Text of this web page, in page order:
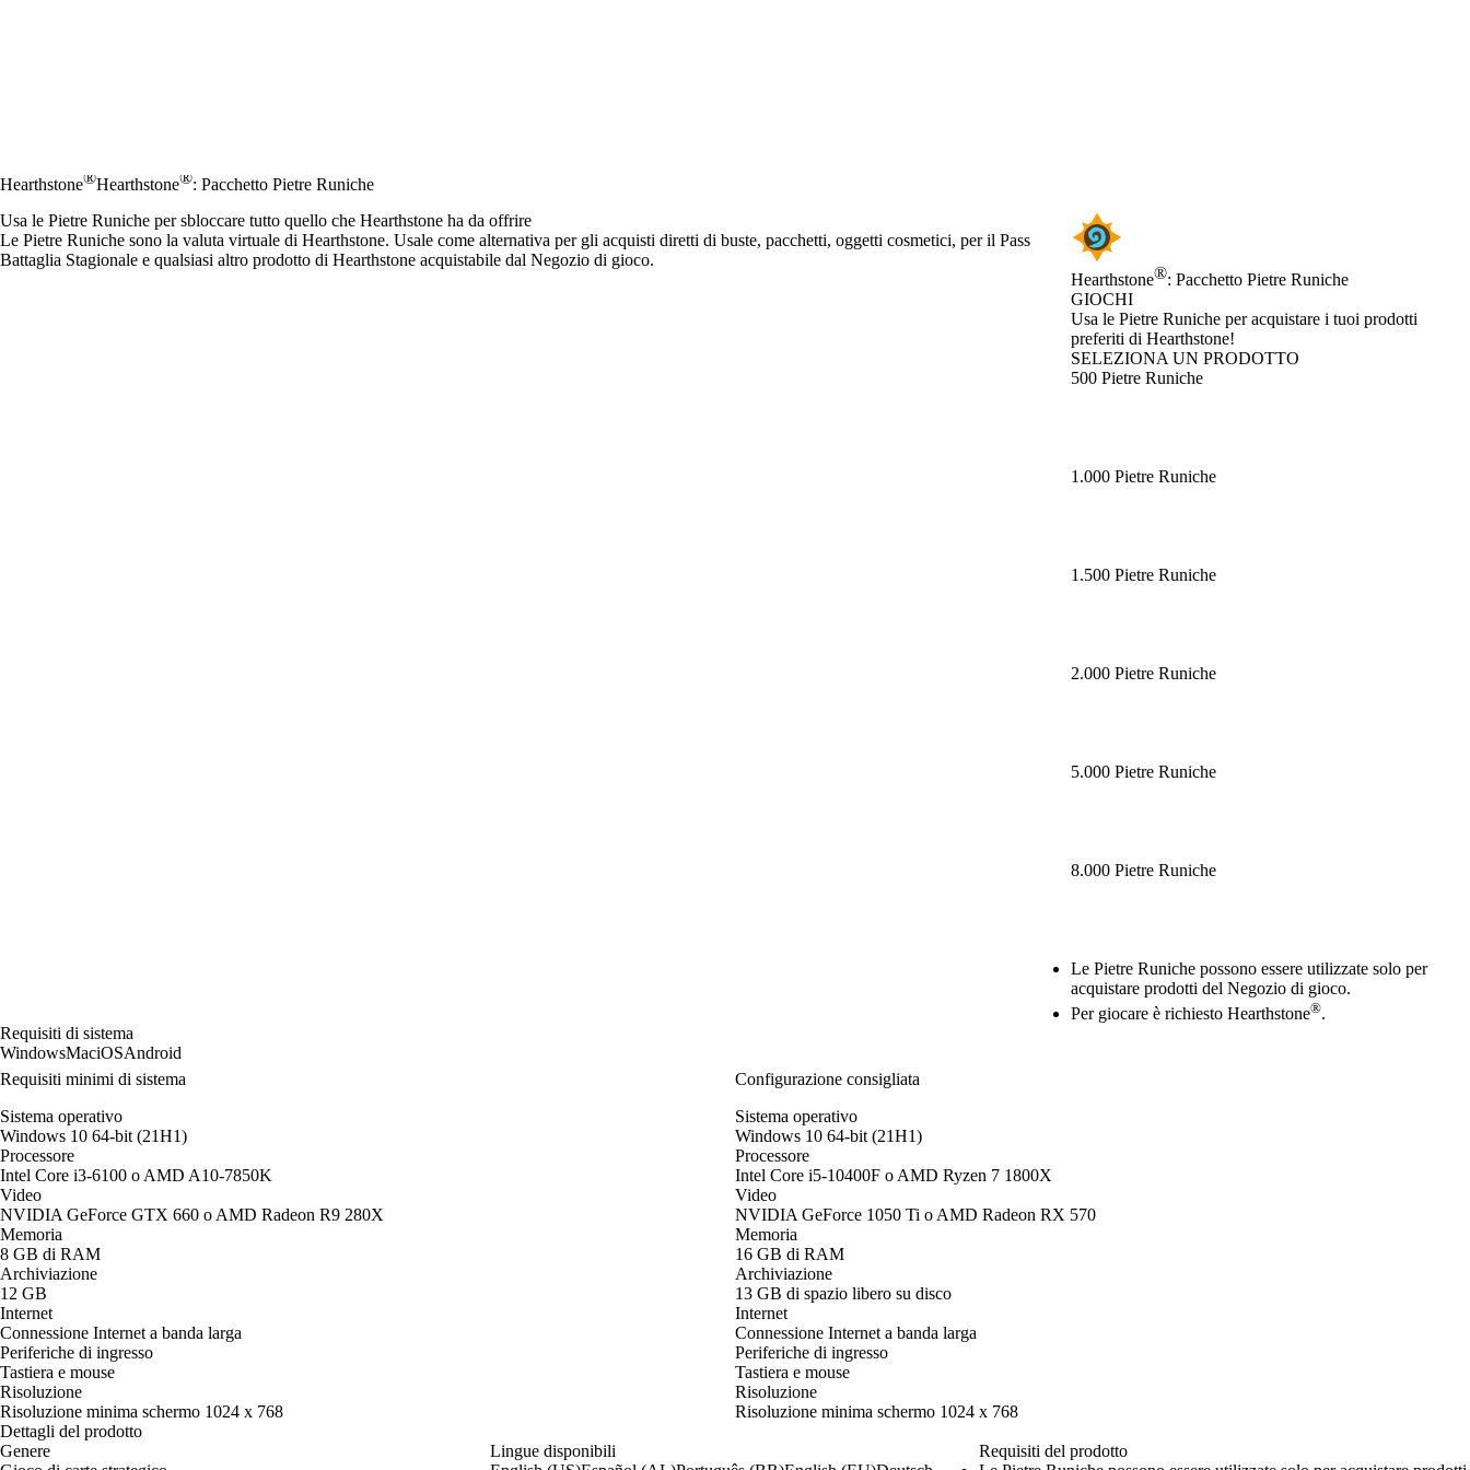
Hearthstone®Hearthstone®: Pacchetto Pietre Runiche
Hearthstone®: Pacchetto Pietre Runiche
GIOCHI
Product Notification
Usa le Pietre Runiche per acquistare i tuoi prodotti
preferiti di Hearthstone!
SELEZIONA UN PRODOTTO
500 Pietre Runiche
1.000 Pietre Runiche
1.500 Pietre Runiche
2.000 Pietre Runiche
5.000 Pietre Runiche
8.000 Pietre Runiche
Available actions
Le Pietre Runiche possono essere utilizzate solo per
acquistare prodotti del Negozio di gioco.
Per giocare è richiesto Hearthstone®.
Usa le Pietre Runiche per sbloccare tutto quello che Hearthstone ha da offrire
Le Pietre Runiche sono la valuta virtuale di Hearthstone. Usale come alternativa per gli acquisti diretti di buste, pacchetti, oggetti cosmetici, per il Pass
Battaglia Stagionale e qualsiasi altro prodotto di Hearthstone acquistabile dal Negozio di gioco.
Requisiti di sistema
WindowsMaciOSAndroid
Requisiti minimi di sistema
Sistema operativo
Windows 10 64-bit (21H1)
Processore
Intel Core i3-6100 o AMD A10-7850K
Video
NVIDIA GeForce GTX 660 o AMD Radeon R9 280X
Memoria
8 GB di RAM
Archiviazione
12 GB
Internet
Connessione Internet a banda larga
Periferiche di ingresso
Tastiera e mouse
Risoluzione
Risoluzione minima schermo 1024 x 768
Configurazione consigliata
Sistema operativo
Windows 10 64-bit (21H1)
Processore
Intel Core i5-10400F o AMD Ryzen 7 1800X
Video
NVIDIA GeForce 1050 Ti o AMD Radeon RX 570
Memoria
16 GB di RAM
Archiviazione
13 GB di spazio libero su disco
Internet
Connessione Internet a banda larga
Periferiche di ingresso
Tastiera e mouse
Risoluzione
Risoluzione minima schermo 1024 x 768
Dettagli del prodotto
Genere
Lingue disponibili
Requisiti del prodotto